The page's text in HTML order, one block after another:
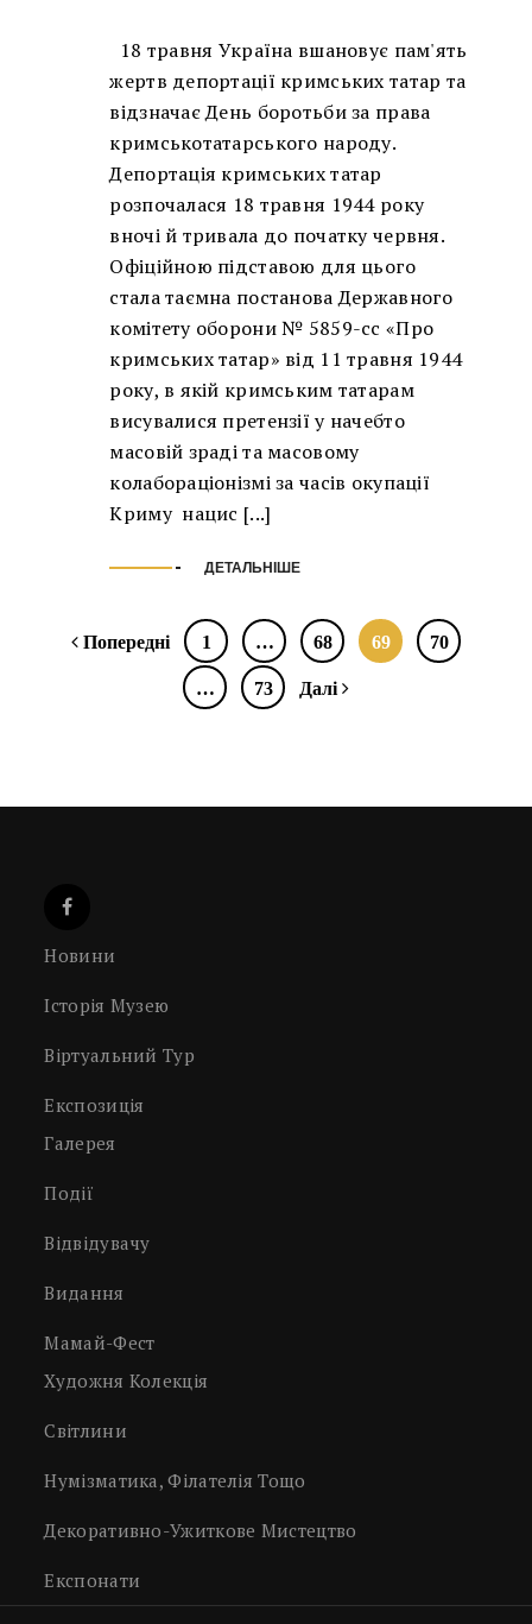
18 травня Україна вшановує пам'ять
жертв депортації кримських татар та
відзначає День боротьби за права
кримськотатарського народу.
Депортація кримських татар
розпочалася 18 травня 1944 року
вночі й тривала до початку червня.
Офіційною підставою для цього
стала таємна постанова Державного
комітету оборони № 5859-сс «Про
кримських татар» від 11 травня 1944
року, в якій кримським татарам
висувалися претензії у начебто
масовій зраді та масовому
колабораціонізмі за часів окупації
Криму нацис [...]
ДЕТАЛЬНІШЕ
Попередні 1 … 68 69 70
… 73 Далі
Новини
Історія Музею
Віртуальний Тур
Експозиція
Галерея
Події
Відвідувачу
Видання
Мамай-Фест
Художня Колекція
Світлини
Нумізматика, Філателія Тощо
Декоративно-Ужиткове Мистецтво
Експонати